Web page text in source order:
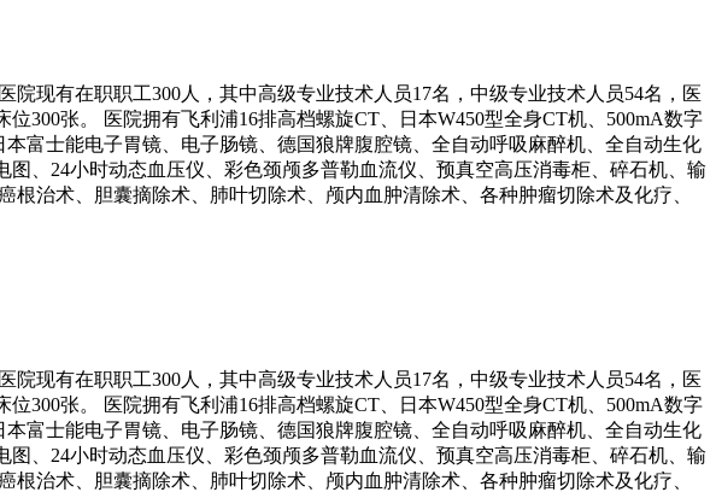
现有在职职工300人，其中高级专业技术人员17名，中级专业技术人员54名，医
300张。 医院拥有飞利浦16排高档螺旋CT、日本W450型全身CT机、500mA数字
富士能电子胃镜、电子肠镜、德国狼牌腹腔镜、全自动呼吸麻醉机、全自动生化
、24小时动态血压仪、彩色颈颅多普勒血流仪、预真空高压消毒柜、碎石机、输
治术、胆囊摘除术、肺叶切除术、颅内血肿清除术、各种肿瘤切除术及化疗、
现有在职职工300人，其中高级专业技术人员17名，中级专业技术人员54名，医
300张。 医院拥有飞利浦16排高档螺旋CT、日本W450型全身CT机、500mA数字
富士能电子胃镜、电子肠镜、德国狼牌腹腔镜、全自动呼吸麻醉机、全自动生化
、24小时动态血压仪、彩色颈颅多普勒血流仪、预真空高压消毒柜、碎石机、输
治术、胆囊摘除术、肺叶切除术、颅内血肿清除术、各种肿瘤切除术及化疗、